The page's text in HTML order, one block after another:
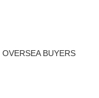
OVERSEA BUYERS